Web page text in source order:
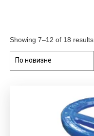
Showing 7–12 of 18 results